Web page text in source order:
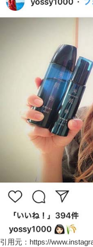
引用元：https://